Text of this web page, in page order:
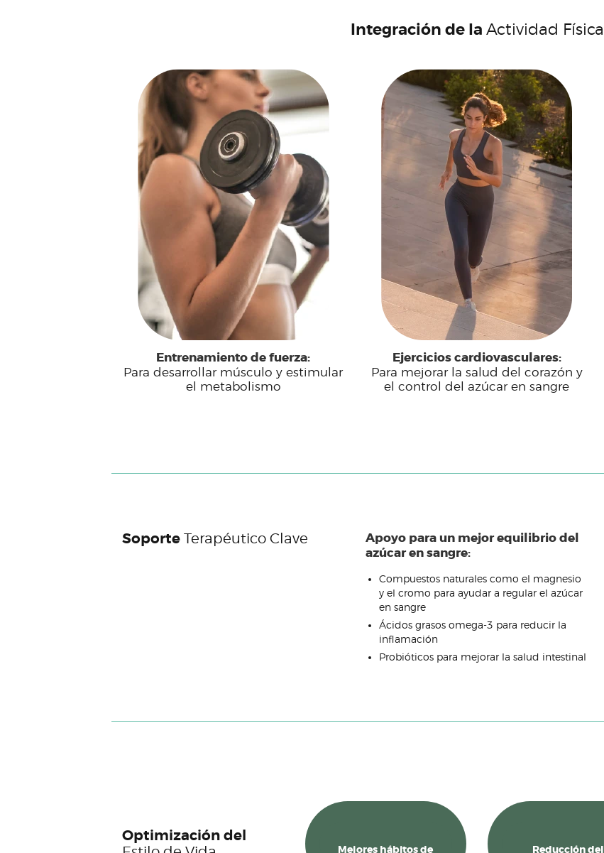
Integración de la Actividad Física
Entrenamiento de fuerza:
Para desarrollar músculo y estimular
el metabolismo
Ejercicios cardiovasculares:
Para mejorar la salud del corazón y
el control del azúcar en sangre
Soporte Terapéutico Clave
Apoyo para un mejor equilibrio del
azúcar en sangre:
Compuestos naturales como el magnesio
y el cromo para ayudar a regular el azúcar
en sangre
Ácidos grasos omega-3 para reducir la
inflamación
Probióticos para mejorar la salud intestinal
Optimización del
Mejores hábitos de Reducción del